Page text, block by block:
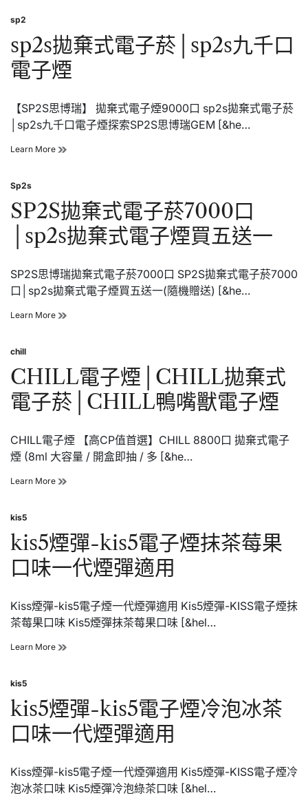
Posted
sp2
sp2s拋棄式電子菸│sp2s九千口
電子煙
【SP2S思博瑞】 拋棄式電子煙9000口 sp2s拋棄式電子菸
│sp2s九千口電子煙探索SP2S思博瑞GEM [&he…
Learn More sp2s
子
菸
│sp2s
口
電
子
Posted
in
Sp2s
SP2S拋棄式電子菸7000口
│sp2s拋棄式電子煙買五送一
SP2S思博瑞拋棄式電子菸7000口 SP2S拋棄式電子菸7000
口│sp2s拋棄式電子煙買五送一(隨機贈送) [&he…
Learn More SP2S
7000
口
拋
棄
式
子
送
一
Posted
in
chill
CHILL電子煙│CHILL拋棄式
電子菸│CHILL鴨嘴獸電子煙
CHILL電子煙 【高CP值首選】CHILL 8800口 拋棄式電子
煙 (8ml 大容量 / 開盒即抽 / 多 [&he…
Learn More CHILL
拋
棄
式
菸
│CHILL
鴨
獸
Posted
in
kis5
kis5煙彈-kis5電子煙抹茶莓果
口味一代煙彈適用
Kiss煙彈-kis5電子煙一代煙彈適用 Kis5煙彈-KISS電子煙抹
茶莓果口味 Kis5煙彈抹茶莓果口味 [&hel…
Learn More kis5
子
煙
抹
果
口
味
Posted
in
kis5
kis5煙彈-kis5電子煙冷泡冰茶
口味一代煙彈適用
Kiss煙彈-kis5電子煙一代煙彈適用 Kis5煙彈-KISS電子煙冷
泡冰茶口味 Kis5煙彈冷泡綠茶口味 [&hel…